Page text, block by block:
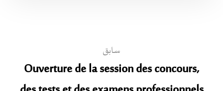
سابق
Ouverture de la session des concours,